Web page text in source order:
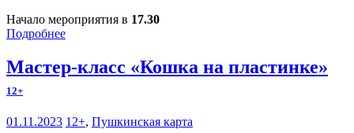
Начало мероприятия в 17.30
Подробнее
Мастер-класс «Кошка на пластинке»
12+
01.11.2023 12+, Пушкинская карта